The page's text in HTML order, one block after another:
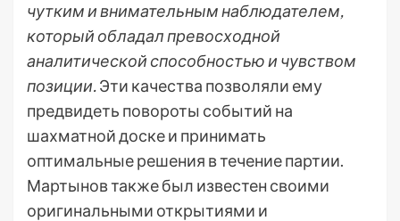
чутким и внимательным наблюдателем,
который обладал превосходной
аналитической способностью и чувством
позиции.Эти качества позволяли ему
предвидеть повороты событий на
шахматной доске и принимать
оптимальные решения в течение партии.
Мартынов также был известен своими
оригинальными открытиями и